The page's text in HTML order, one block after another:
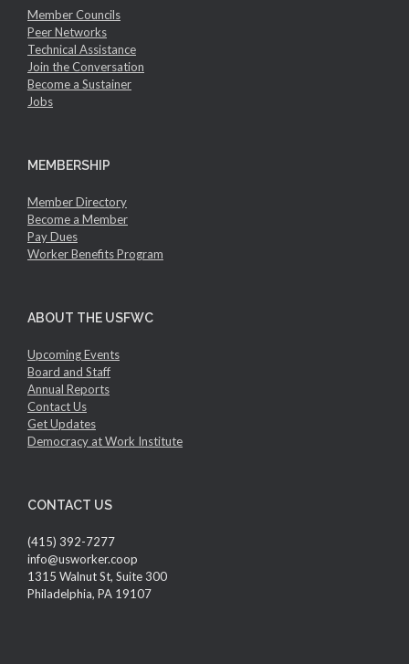
Member Councils
Peer Networks
Technical Assistance
Join the Conversation
Become a Sustainer
Jobs
MEMBERSHIP
Member Directory
Become a Member
Pay Dues
Worker Benefits Program
ABOUT THE USFWC
Upcoming Events
Board and Staff
Annual Reports
Contact Us
Get Updates
Democracy at Work Institute
CONTACT US
(415) 392-7277
info@usworker.coop
1315 Walnut St, Suite 300
Philadelphia, PA 19107